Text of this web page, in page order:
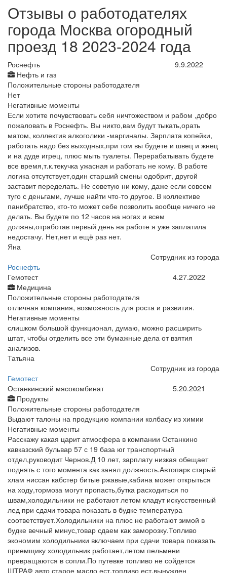
Отзывы о работодателях
города Москва огородный
проезд 18 2023-2024 года
Роснефть
Нефть и газ
9.9.2022
Положительные стороны работодателя
Нет
Негативные моменты
Если хотите почувствовать себя ничтожеством и рабом ,добро
пожаловать в Роснефть. Вы никто,вам будут тыкать,орать
матом, коллектив алкоголики -маргиналы. Зарплата копейки,
работать надо без выходных,при том вы будете и швец и жнец
и на дуде игрец, плюс мыть туалеты. Перерабатывать будете
все время,т.к.текучка ужасная и работать не кому. В работе
логика отсутствует,один старший смены одобрит, другой
заставит переделать. Не советую ни кому, даже если совсем
туго с деньгами, лучше найти что-то другое. В коллективе
панибратство, кто-то может себе позволить вообще ничего не
делать. Вы будете по 12 часов на ногах и всем
должны,отработав первый день на работе я уже заплатила
недостачу. Нет,нет и ещё раз нет.
Яна
Сотрудник из города
Роснефть
Гемотест
Медицина
4.27.2022
Положительные стороны работодателя
отличная компания, возможность для роста и развития.
Негативные моменты
слишком большой функционал, думаю, можно расширить
штат, чтобы отделить все эти бумажные дела от взятия
анализов.
Татьяна
Сотрудник из города
Гемотест
Останкинский мясокомбинат
Продукты
5.20.2021
Положительные стороны работодателя
Выдают талоны на продукцию компании колбасу из химии
Негативные моменты
Расскажу какая царит атмосфера в компании Останкино
кавказский бульвар 57 с 19 база юг транспортный
отдел,руководит Чернов.Д 10 лет, зарплату низкая обещает
поднять с того момента как занял должность.Автопарк старый
хлам ниссан кабстер битые ржавые,кабина может открыться
на ходу,тормоза могут пропасть,бутка расходиться по
швам,холодильники не работают летом кладут искусственный
лед при сдачи товара показать в будке температура
соответствует.Холодильники на плюс не работают зимой в
будке вечный минус,товар сдаем как заморозку.Топливо
экономим холодильники включаем при сдачи товара показать
приемщику холодильник работает,летом пельмени
превращаются в сопли.По путевке топливо не сойдется
ШТРАФ авто старое масло ест,топливо ест,вынужден